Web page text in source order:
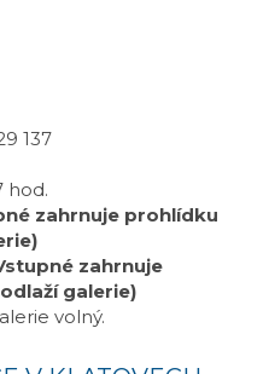
137
hod.
zahrnuje prohlídku
zahrnuje
galerie)
volný.